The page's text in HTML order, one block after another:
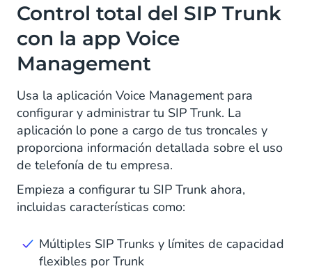
Control total del SIP Trunk
con la app Voice
Management
Usa la aplicación Voice Management para
configurar y administrar tu SIP Trunk. La
aplicación lo pone a cargo de tus troncales y
proporciona información detallada sobre el uso
de telefonía de tu empresa.
Empieza a configurar tu SIP Trunk ahora,
incluidas características como:
Múltiples SIP Trunks y límites de capacidad
flexibles por Trunk